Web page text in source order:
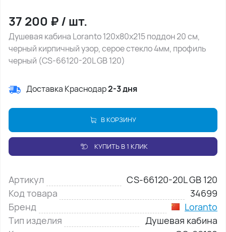
37 200 ₽/ шт.
Душевая кабина Loranto 120х80х215 поддон 20 см,
черный кирпичный узор, серое стекло 4мм, профиль
черный (CS-66120-20L GB 120)
Доставка Краснодар2-3 дня
В КОРЗИНУ
КУПИТЬ В 1 КЛИК
Артикул
CS-66120-20L GB 120
Код товара
34699
Бренд
Loranto
Тип изделия
Душевая кабина